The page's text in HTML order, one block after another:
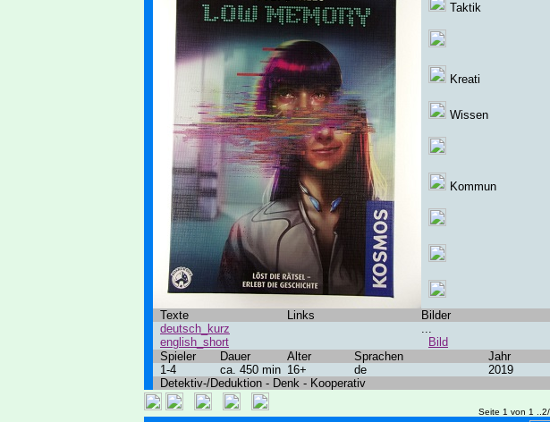
Taktik
Kreati
Wissen
Kommun
Texte Links
Bilder
deutsch_kurz
english_short
...
Bild
Spieler
Dauer Alter Sprachen
Jahr
1-4
ca. 450 min 16+ de
2019
Detektiv-/Deduktion - Denk - Kooperativ
Seite 1 von 1